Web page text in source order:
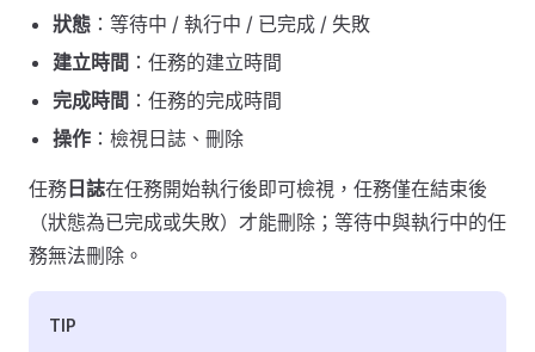
狀態 ：等待中 / 執行中 / 已完成 / 失敗
建立時間 ：任務的建立時間
完成時間 ：任務的完成時間
操作 ：檢視日誌、刪除
任務 日誌在任務開始執行後即可檢視，任務僅在結束後
（狀態為已完成或失敗）才能刪除；等待中與執行中的任
務無法刪除。
TIP